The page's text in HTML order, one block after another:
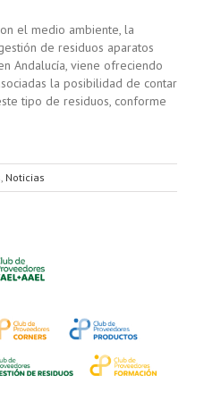
el medio ambiente, la
de residuos aparatos
Andalucía, viene ofreciendo
la posibilidad de contar
tipo de residuos, conforme
, Noticias